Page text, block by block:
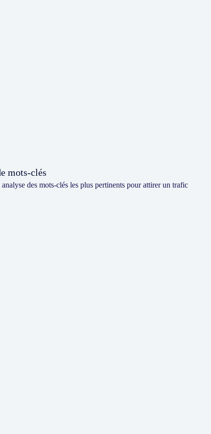
mots-clés
des mots-clés les plus pertinents pour attirer un trafic